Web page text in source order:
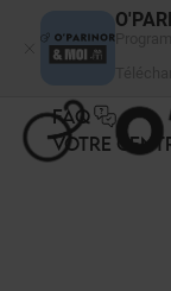
FAQ
VOTRE
Panneau de